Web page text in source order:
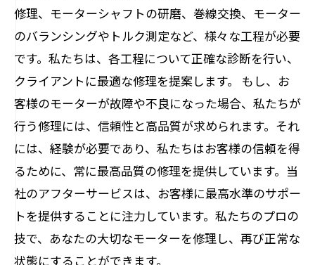
修理、モーターシャフトの研磨、巻線交換、モーター
のバランシングやトルク測定など、様々な工程が必要
です。私たちは、各工程について正確な診断を行い、
クライアントに最適な修理を提案します。 もし、お
客様のモーターが故障や不良になった場合、私たちが
行う修理には、信頼性と高品質が求められます。それ
には、経験が必要であり、私たちはお客様の信頼を得
るために、常に最高品質の修理を提供しています。当
社のアフターサービスは、お客様に最高水準のサポー
トを提供することに注力しています。私たちのプロの
技で、あなたの大切なモーターを修理し、再び正常な
状態にすることができます。